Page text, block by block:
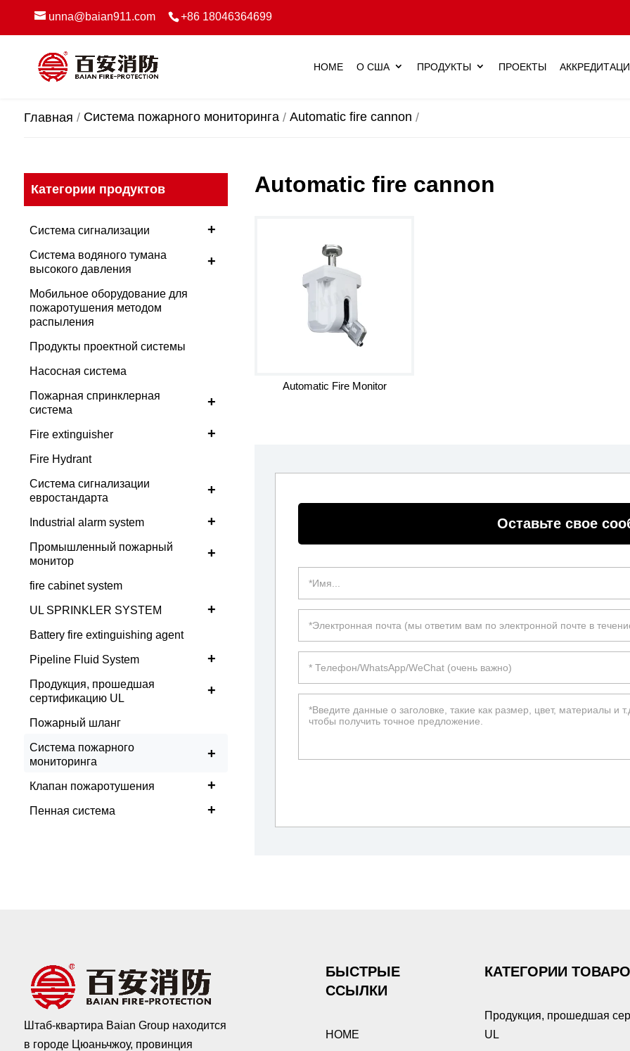
unna@baian911.com +86 18046364699
HOME О США ПРОДУКТЫ ПРОЕКТЫ
Главная Система пожарного мониторинга Automatic fire cannon
Категории продуктов
+
Система сигнализации
+
Система водяного тумана
высокого давления
Мобильное оборудование для
пожаротушения методом
распыления
Продукты проектной системы
Насосная система
+
Пожарная спринклерная
система
+
Fire extinguisher
Fire Hydrant
+
Система сигнализации
евростандарта
+
Industrial alarm system
+
Промышленный пожарный
монитор
fire cabinet system
+
UL SPRINKLER SYSTEM
Battery fire extinguishing agent
+
Pipeline Fluid System
+
Продукция, прошедшая
сертификацию UL
Пожарный шланг
+
Система пожарного
мониторинга
+
Клапан пожаротушения
+
Пенная система
Automatic fire cannon
Automatic Fire Monitor
Оставьте свое
Штаб-квартира Baian Group находится
в городе Цюаньчжоу, провинция
БЫСТРЫЕ
ССЫЛКИ
HOME
КАТЕГОРИИ
Продукция, прошедшая
UL